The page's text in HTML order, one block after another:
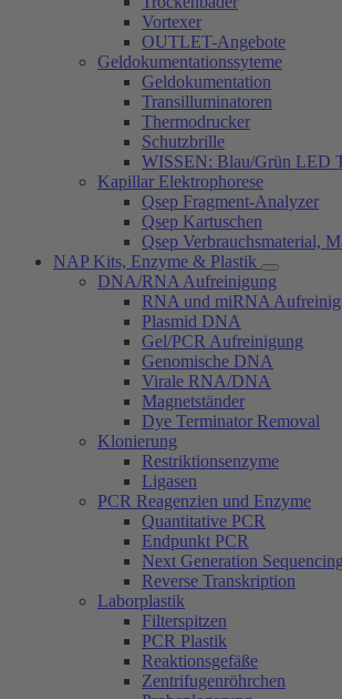
Vortexer
OUTLET-Angebote
Geldokumentationssyteme
Geldokumentation
Transilluminatoren
Thermodrucker
Schutzbrille
WISSEN: Blau/Grün LED
Kapillar Elektrophorese
Qsep Fragment-Analyzer
Qsep Kartuschen
Qsep Verbrauchsmaterial,
NAP Kits, Enzyme & Plastik
DNA/RNA Aufreinigung
RNA und miRNA
Plasmid DNA
Gel/PCR Aufreinigung
Genomische DNA
Virale RNA/DNA
Magnetständer
Dye Terminator Removal
Klonierung
Restriktionsenzyme
Ligasen
PCR Reagenzien und Enzyme
Quantitative PCR
Endpunkt PCR
Next Generation Sequencing
Reverse Transkription
Laborplastik
Filterspitzen
PCR Plastik
Reaktionsgefäße
Zentrifugenröhrchen